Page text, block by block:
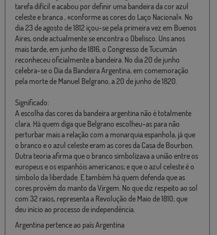
tarefa difícil e acabou por definir uma bandeira da cor azul
celeste e branca , «conforme as cores do Laço Nacional». No
dia 23 de agosto de 1812 içou-se pela primeira vez em Buenos
Aires, onde actualmente se encontra o Obelisco. Uns anos
mais tarde, em junho de 1816, o Congresso de Tucumán
reconheceu oficialmente a bandeira. No dia 20 de junho
celebra-se o Dia da Bandeira Argentina, em comemoração
pela morte de Manuel Belgrano, a 20 de junho de 1820.
Significado:
A escolha das cores da bandeira argentina não é totalmente
clara. Há quem diga que Belgrano escolheu-as para não
perturbar mais a relação com a monarquia espanhola, já que
o branco e o azul celeste eram as cores da Casa de Bourbon.
Outra teoria afirma que o branco simbolizava a união entre os
europeus e os espanhóis americanos; e que o azul celeste é o
símbolo da liberdade. E também há quem defenda que as
cores provêm do manto da Virgem. No que diz respeito ao sol
com 32 raios, representa a Revolução de Maio de 1810, que
deu início ao processo de independência.
Argentina pertence ao país Argentina